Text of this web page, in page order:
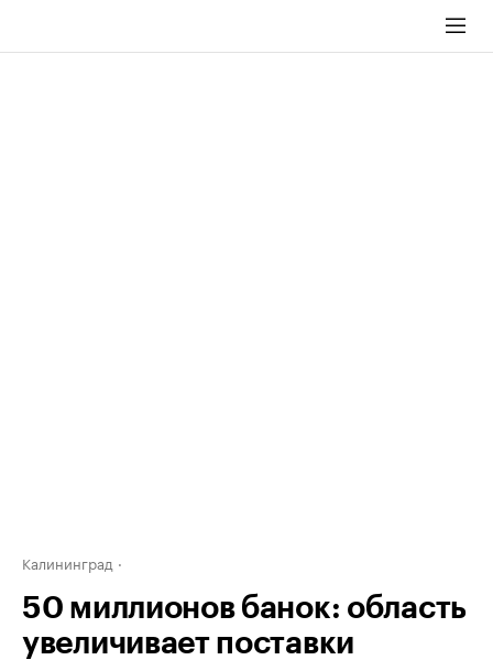
Калининград
50 миллионов банок: область
увеличивает поставки